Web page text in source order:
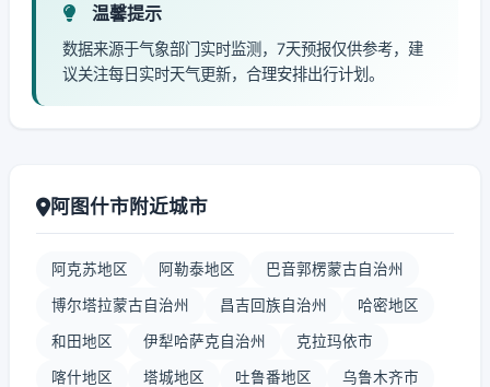
温馨提示
数据来源于气象部门实时监测，7天预报仅供参考，建
议关注每日实时天气更新，合理安排出行计划。
阿图什市附近城市
阿克苏地区 阿勒泰地区 巴音郭楞蒙古自治州
博尔塔拉蒙古自治州 昌吉回族自治州 哈密地区
和田地区 伊犁哈萨克自治州 克拉玛依市
喀什地区 塔城地区 吐鲁番地区 乌鲁木齐市